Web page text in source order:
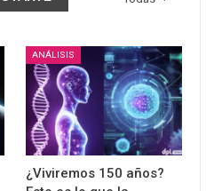
ANÁLISIS
¿Viviremos 150 años?